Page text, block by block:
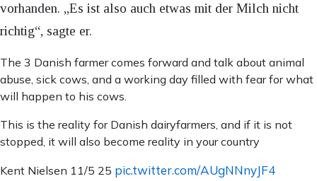
vorhanden. „Es ist also auch etwas mit der Milch nicht
richtig“, sagte er.
The 3 Danish farmer comes forward and talk about animal
abuse, sick cows, and a working day filled with fear for what
will happen to his cows.
This is the reality for Danish dairyfarmers, and if it is not
stopped, it will also become reality in your country
Kent Nielsen 11/5 25 pic.twitter.com/AUgNNnyJF4